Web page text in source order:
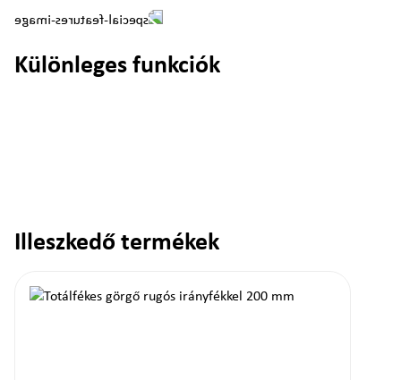
Különleges funkciók
Termékgaléria kihagyása
Illeszkedő termékek